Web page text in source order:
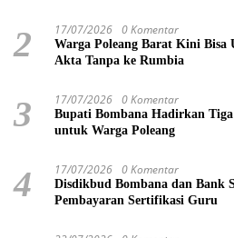
2 17/07/2026 0 Komentar
Warga Poleang Barat Kini
Akta Tanpa ke Rumbia
3 17/07/2026 0 Komentar
Bupati Bombana Hadirkan
untuk Warga Poleang
4 17/07/2026 0 Komentar
Disdikbud Bombana dan Bank
Pembayaran Sertifikasi Guru